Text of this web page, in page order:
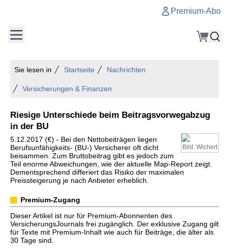
Premium-Abo
Sie lesen in Startseite Nachrichten
Versicherungen & Finanzen
Riesige Unterschiede beim Beitragsvorwegabzug
in der BU
Bild: Wichert
5.12.2017 (€) - Bei den Nettobeiträgen liegen
Berufsunfähigkeits- (BU-) Versicherer oft dicht
beisammen. Zum Bruttobeitrag gibt es jedoch zum
Teil enorme Abweichungen, wie der aktuelle Map-Report zeigt.
Dementsprechend differiert das Risiko der maximalen
Preissteigerung je nach Anbieter erheblich.
Premium-Zugang
Dieser Artikel ist nur für Premium-Abonnenten des
VersicherungsJournals frei zugänglich. Der exklusive Zugang gilt
für Texte mit Premium-Inhalt wie auch für Beiträge, die älter als
30 Tage sind.